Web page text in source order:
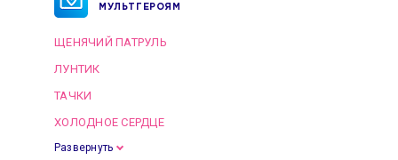
МУЛЬТГЕРОЯМ
ЩЕНЯЧИЙ ПАТРУЛЬ
ЛУНТИК
ТАЧКИ
ХОЛОДНОЕ СЕРДЦЕ
Развернуть